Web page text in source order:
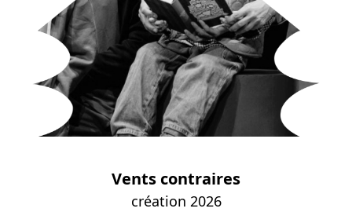
Vents contraires
création 2026